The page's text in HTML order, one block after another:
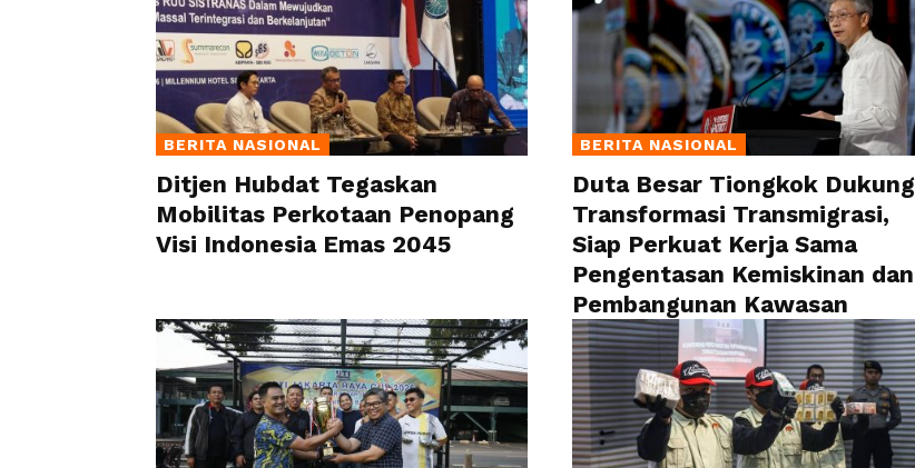
BERITA NASIONAL
Ditjen Hubdat Tegaskan
Mobilitas Perkotaan Penopang
Visi Indonesia Emas 2045
BERITA NASIONAL
Duta Besar Tiongkok Dukung
Transformasi Transmigrasi,
Siap Perkuat Kerja Sama
Pengentasan Kemiskinan dan
Pembangunan Kawasan